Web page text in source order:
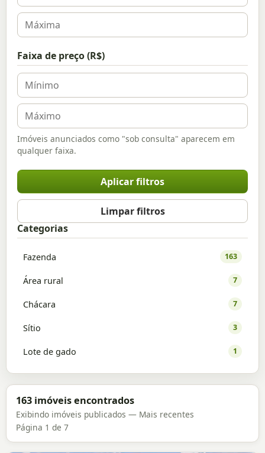
Faixa de preço (R$)
Imóveis anunciados como "sob consulta" aparecem em
qualquer faixa.
Aplicar filtros
Limpar filtros
Categorias
Fazenda 163
Área rural 7
Chácara 7
Sítio 3
Lote de gado 1
163 imóveis encontrados
Exibindo imóveis publicados — Mais recentes
Página 1 de 7